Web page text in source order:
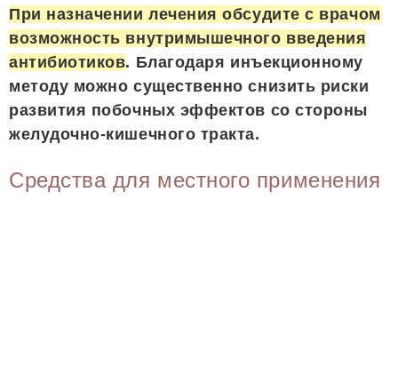
При назначении лечения обсудите с врачом
возможность внутримышечного введения
антибиотиков. Благодаря инъекционному
методу можно существенно снизить риски
развития побочных эффектов со стороны
желудочно-кишечного тракта.
Средства для местного применения